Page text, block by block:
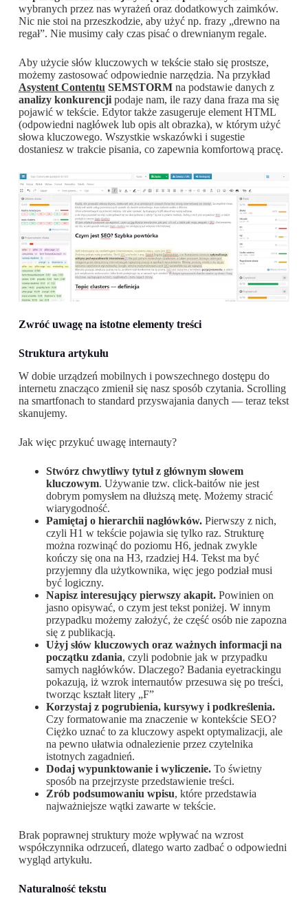
wybranych przez nas wyrażeń oraz dodatkowych zaimków.
Nic nie stoi na przeszkodzie, aby użyć np. frazy „drewno na
regał”. Nie musimy cały czas pisać o drewnianym regale.
Aby użycie słów kluczowych w tekście stało się prostsze,
możemy zastosować odpowiednie narzędzia. Na przykład
Asystent Contentu SEMSTORM na podstawie danych z
analizy konkurencjipodaje nam, ile razy dana fraza ma się
pojawić w tekście. Edytor także zasugeruje element HTML
(odpowiedni nagłówek lub opis alt obrazka), w którym użyć
słowa kluczowego. Wszystkie wskazówki i sugestie
dostaniesz w trakcie pisania, co zapewnia komfortową pracę.
Zwróć uwagę na istotne elementy treści
Struktura artykułu
W dobie urządzeń mobilnych i powszechnego dostępu do
internetu znacząco zmienił się nasz sposób czytania. Scrolling
na smartfonach to standard przyswajania danych — teraz tekst
skanujemy.
Jak więc przykuć uwagę internauty?
Stwórz chwytliwy tytuł z głównym słowem
kluczowym. Używanie tzw. click-baitów nie jest
dobrym pomysłem na dłuższą metę. Możemy stracić
wiarygodność.
Pamiętaj o hierarchii nagłówków. Pierwszy z nich,
czyli H1 w tekście pojawia się tylko raz. Strukturę
można rozwinąć do poziomu H6, jednak zwykle
kończy się ona na H3, rzadziej H4. Tekst ma być
przyjemny dla użytkownika, więc jego podział musi
być logiczny.
Napisz interesujący pierwszy akapit.Powinien on
jasno opisywać, o czym jest tekst poniżej. W innym
przypadku możemy założyć, że część osób nie zapozna
się z publikacją.
Użyj słów kluczowych oraz ważnych informacji na
początku zdania, czyli podobnie jak w przypadku
samych nagłówków. Dlaczego? Badania eyetrackingu
pokazują, iż wzrok internautów przesuwa się po treści,
tworząc kształt litery „F”
Korzystaj z pogrubienia, kursywy i podkreślenia.
Czy formatowanie ma znaczenie w kontekście SEO?
Ciężko uznać to za kluczowy aspekt optymalizacji, ale
na pewno ułatwia odnalezienie przez czytelnika
istotnych zagadnień.
Dodaj wypunktowanie i wyliczenie.To świetny
sposób na przejrzyste przedstawienie treści.
Zrób podsumowaniu wpisu, które przedstawia
najważniejsze wątki zawarte w tekście.
Brak poprawnej struktury może wpływać na wzrost
współczynnika odrzuceń, dlatego warto zadbać o odpowiedni
wygląd artykułu.
Naturalność tekstu